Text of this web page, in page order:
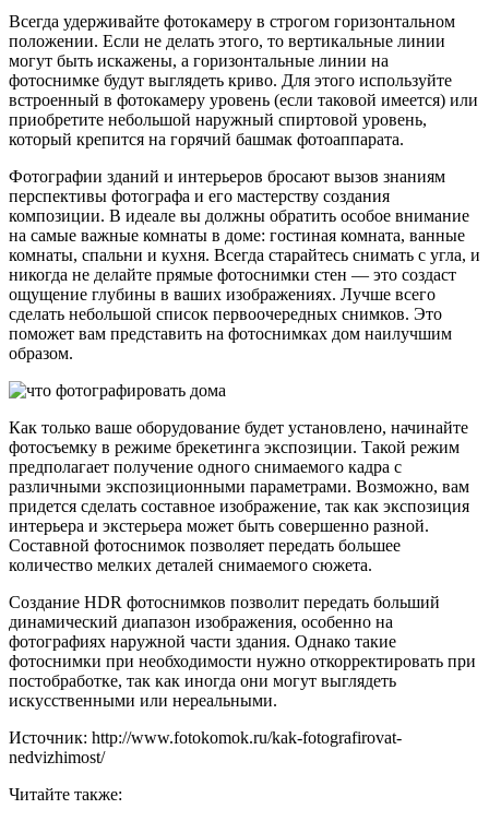
Всегда удерживайте фотокамеру в строгом горизонтальном
положении. Если не делать этого, то вертикальные линии
могут быть искажены, а горизонтальные линии на
фотоснимке будут выглядеть криво. Для этого используйте
встроенный в фотокамеру уровень (если таковой имеется) или
приобретите небольшой наружный спиртовой уровень,
который крепится на горячий башмак фотоаппарата.
Фотографии зданий и интерьеров бросают вызов знаниям
перспективы фотографа и его мастерству создания
композиции. В идеале вы должны обратить особое внимание
на самые важные комнаты в доме: гостиная комната, ванные
комнаты, спальни и кухня. Всегда старайтесь снимать с угла, и
никогда не делайте прямые фотоснимки стен — это создаст
ощущение глубины в ваших изображениях. Лучше всего
сделать небольшой список первоочередных снимков. Это
поможет вам представить на фотоснимках дом наилучшим
образом.
Как только ваше оборудование будет установлено, начинайте
фотосъемку в режиме брекетинга экспозиции. Такой режим
предполагает получение одного снимаемого кадра с
различными экспозиционными параметрами. Возможно, вам
придется сделать составное изображение, так как экспозиция
интерьера и экстерьера может быть совершенно разной.
Составной фотоснимок позволяет передать большее
количество мелких деталей снимаемого сюжета.
Создание HDR фотоснимков позволит передать больший
динамический диапазон изображения, особенно на
фотографиях наружной части здания. Однако такие
фотоснимки при необходимости нужно откорректировать при
постобработке, так как иногда они могут выглядеть
искусственными или нереальными.
Источник: http://www.fotokomok.ru/kak-fotografirovat-
nedvizhimost/
Читайте также: